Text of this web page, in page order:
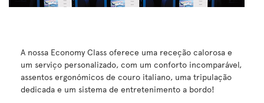
A nossa Economy Class oferece uma receção calorosa e
um serviço personalizado, com um conforto incomparável,
assentos ergonómicos de couro italiano, uma tripulação
dedicada e um sistema de entretenimento a bordo!